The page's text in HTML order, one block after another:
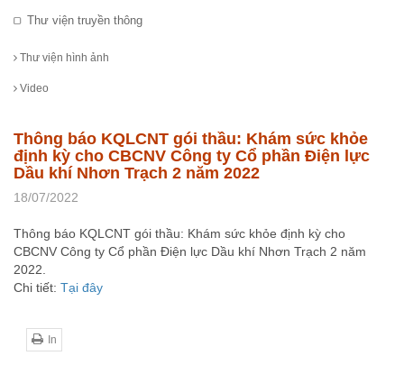
Thư viện truyền thông
Thư viện hình ảnh
Video
Thông báo KQLCNT gói thầu: Khám sức khỏe
định kỳ cho CBCNV Công ty Cổ phần Điện lực
Dầu khí Nhơn Trạch 2 năm 2022
18/07/2022
Thông báo KQLCNT gói thầu: Khám sức khỏe định kỳ cho
CBCNV Công ty Cổ phần Điện lực Dầu khí Nhơn Trạch 2 năm
2022.
Chi tiết: Tại đây
In